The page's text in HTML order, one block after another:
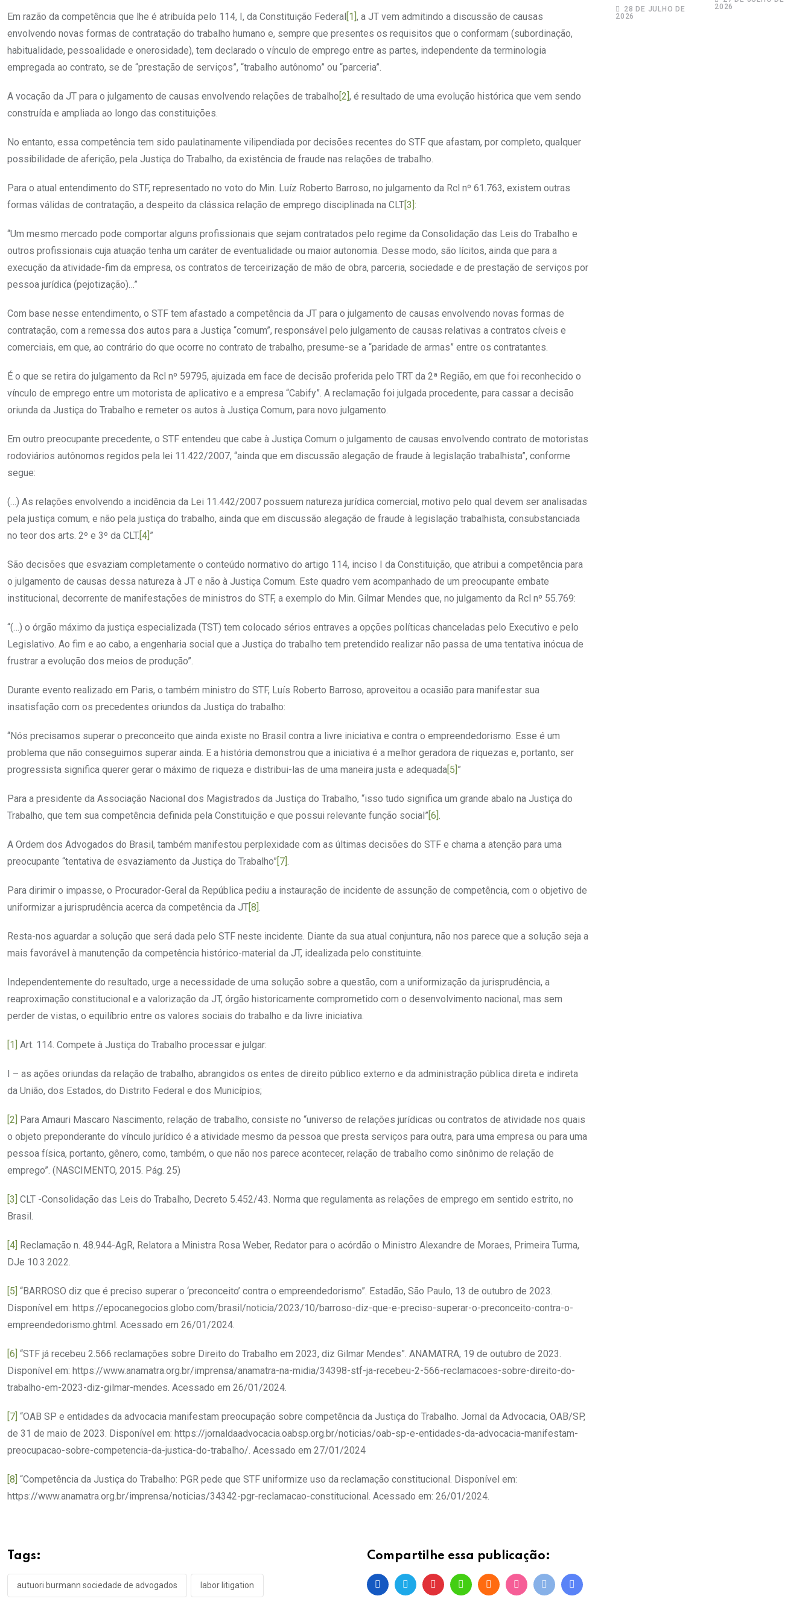
Em razão da competência que lhe é atribuída pelo 114, I, da Constituição Federal[1], a JT vem admitindo a discussão de causas
envolvendo novas formas de contratação do trabalho humano e, sempre que presentes os requisitos que o conformam (subordinação,
habitualidade, pessoalidade e onerosidade), tem declarado o vínculo de emprego entre as partes, independente da terminologia
empregada ao contrato, se de “prestação de serviços”, “trabalho autônomo” ou “parceria”.
A vocação da JT para o julgamento de causas envolvendo relações de trabalho[2], é resultado de uma evolução histórica que vem sendo
construída e ampliada ao longo das constituições.
No entanto, essa competência tem sido paulatinamente vilipendiada por decisões recentes do STF que afastam, por completo, qualquer
possibilidade de aferição, pela Justiça do Trabalho, da existência de fraude nas relações de trabalho.
Para o atual entendimento do STF, representado no voto do Min. Luíz Roberto Barroso, no julgamento da Rcl nº 61.763, existem outras
formas válidas de contratação, a despeito da clássica relação de emprego disciplinada na CLT[3]:
“Um mesmo mercado pode comportar alguns profissionais que sejam contratados pelo regime da Consolidação das Leis do Trabalho e
outros profissionais cuja atuação tenha um caráter de eventualidade ou maior autonomia. Desse modo, são lícitos, ainda que para a
execução da atividade-fim da empresa, os contratos de terceirização de mão de obra, parceria, sociedade e de prestação de serviços por
pessoa jurídica (pejotização)…”
Com base nesse entendimento, o STF tem afastado a competência da JT para o julgamento de causas envolvendo novas formas de
contratação, com a remessa dos autos para a Justiça “comum”, responsável pelo julgamento de causas relativas a contratos cíveis e
comerciais, em que, ao contrário do que ocorre no contrato de trabalho, presume-se a “paridade de armas” entre os contratantes.
É o que se retira do julgamento da Rcl nº 59795, ajuizada em face de decisão proferida pelo TRT da 2ª Região, em que foi reconhecido o
vínculo de emprego entre um motorista de aplicativo e a empresa “Cabify”. A reclamação foi julgada procedente, para cassar a decisão
oriunda da Justiça do Trabalho e remeter os autos à Justiça Comum, para novo julgamento.
Em outro preocupante precedente, o STF entendeu que cabe à Justiça Comum o julgamento de causas envolvendo contrato de motoristas
rodoviários autônomos regidos pela lei 11.422/2007, “ainda que em discussão alegação de fraude à legislação trabalhista”, conforme
segue:
(…) As relações envolvendo a incidência da Lei 11.442/2007 possuem natureza jurídica comercial, motivo pelo qual devem ser analisadas
pela justiça comum, e não pela justiça do trabalho, ainda que em discussão alegação de fraude à legislação trabalhista, consubstanciada
no teor dos arts. 2º e 3º da CLT.[4]”
São decisões que esvaziam completamente o conteúdo normativo do artigo 114, inciso I da Constituição, que atribui a competência para
o julgamento de causas dessa natureza à JT e não à Justiça Comum. Este quadro vem acompanhado de um preocupante embate
institucional, decorrente de manifestações de ministros do STF, a exemplo do Min. Gilmar Mendes que, no julgamento da Rcl nº 55.769:
“(…) o órgão máximo da justiça especializada (TST) tem colocado sérios entraves a opções políticas chanceladas pelo Executivo e pelo
Legislativo. Ao fim e ao cabo, a engenharia social que a Justiça do trabalho tem pretendido realizar não passa de uma tentativa inócua de
frustrar a evolução dos meios de produção”.
Durante evento realizado em Paris, o também ministro do STF, Luís Roberto Barroso, aproveitou a ocasião para manifestar sua
insatisfação com os precedentes oriundos da Justiça do trabalho:
“Nós precisamos superar o preconceito que ainda existe no Brasil contra a livre iniciativa e contra o empreendedorismo. Esse é um
problema que não conseguimos superar ainda. E a história demonstrou que a iniciativa é a melhor geradora de riquezas e, portanto, ser
progressista significa querer gerar o máximo de riqueza e distribui-las de uma maneira justa e adequada[5]”
Para a presidente da Associação Nacional dos Magistrados da Justiça do Trabalho, “isso tudo significa um grande abalo na Justiça do
Trabalho, que tem sua competência definida pela Constituição e que possui relevante função social”[6].
A Ordem dos Advogados do Brasil, também manifestou perplexidade com as últimas decisões do STF e chama a atenção para uma
preocupante “tentativa de esvaziamento da Justiça do Trabalho”[7].
Para dirimir o impasse, o Procurador-Geral da República pediu a instauração de incidente de assunção de competência, com o objetivo de
uniformizar a jurisprudência acerca da competência da JT[8].
Resta-nos aguardar a solução que será dada pelo STF neste incidente. Diante da sua atual conjuntura, não nos parece que a solução seja a
mais favorável à manutenção da competência histórico-material da JT, idealizada pelo constituinte.
Independentemente do resultado, urge a necessidade de uma solução sobre a questão, com a uniformização da jurisprudência, a
reaproximação constitucional e a valorização da JT, órgão historicamente comprometido com o desenvolvimento nacional, mas sem
perder de vistas, o equilíbrio entre os valores sociais do trabalho e da livre iniciativa.
[1] Art. 114. Compete à Justiça do Trabalho processar e julgar:
I – as ações oriundas da relação de trabalho, abrangidos os entes de direito público externo e da administração pública direta e indireta
da União, dos Estados, do Distrito Federal e dos Municípios;
[2] Para Amauri Mascaro Nascimento, relação de trabalho, consiste no “universo de relações jurídicas ou contratos de atividade nos quais
o objeto preponderante do vínculo jurídico é a atividade mesmo da pessoa que presta serviços para outra, para uma empresa ou para uma
pessoa física, portanto, gênero, como, também, o que não nos parece acontecer, relação de trabalho como sinônimo de relação de
emprego”. (NASCIMENTO, 2015. Pág. 25)
[3] CLT -Consolidação das Leis do Trabalho, Decreto 5.452/43. Norma que regulamenta as relações de emprego em sentido estrito, no
Brasil.
[4] Reclamação n. 48.944-AgR, Relatora a Ministra Rosa Weber, Redator para o acórdão o Ministro Alexandre de Moraes, Primeira Turma,
DJe 10.3.2022.
[5] “BARROSO diz que é preciso superar o ‘preconceito’ contra o empreendedorismo”. Estadão, São Paulo, 13 de outubro de 2023.
Disponível em: https://epocanegocios.globo.com/brasil/noticia/2023/10/barroso-diz-que-e-preciso-superar-o-preconceito-contra-o-
empreendedorismo.ghtml. Acessado em 26/01/2024.
[6] “STF já recebeu 2.566 reclamações sobre Direito do Trabalho em 2023, diz Gilmar Mendes”. ANAMATRA, 19 de outubro de 2023.
Disponível em: https://www.anamatra.org.br/imprensa/anamatra-na-midia/34398-stf-ja-recebeu-2-566-reclamacoes-sobre-direito-do-
trabalho-em-2023-diz-gilmar-mendes. Acessado em 26/01/2024.
[7] “OAB SP e entidades da advocacia manifestam preocupação sobre competência da Justiça do Trabalho. Jornal da Advocacia, OAB/SP,
de 31 de maio de 2023. Disponível em: https://jornaldaadvocacia.oabsp.org.br/noticias/oab-sp-e-entidades-da-advocacia-manifestam-
preocupacao-sobre-competencia-da-justica-do-trabalho/. Acessado em 27/01/2024
[8] “Competência da Justiça do Trabalho: PGR pede que STF uniformize uso da reclamação constitucional. Disponível em:
https://www.anamatra.org.br/imprensa/noticias/34342-pgr-reclamacao-constitucional. Acessado em: 26/01/2024.
Tags:
autuori burmann sociedade de advogados labor litigation
Compartilhe essa publicação:
PinterestWhatsappCloud StumbleUpon
Print
Share
para Adecoagro
em transação de
28 DE JULHO DE
2026
Rosas como
2026